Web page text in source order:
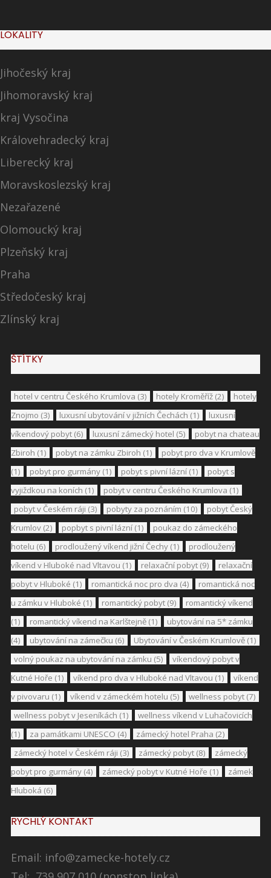
LOKALITY
Jihočeský kraj
Jihomoravský kraj
kraj Vysočina
Královehradecký kraj
Liberecký kraj
Moravskoslezský kraj
Nezařazené
Olomoucký kraj
Plzeňský kraj
Praha
Středočeský kraj
Zlínský kraj
ŠTÍTKY
hotel v centru Českého Krumlova (3) hotely Kroměříž (2)
hotely
Znojmo (3) luxusní ubytování v jižních Čechách (1)
luxusní
víkendový pobyt (6) luxusní zámecký hotel (5)
pobyt na chateau
Zbiroh (1) pobyt na zámku Zbiroh (1)
pobyt pro dva v Krumlově
(1)
pobyt pro gurmány (1) pobyt s pivní lázní (1)
pobyt s
vyjiždkou na koních (1) pobyt v centru Českého Krumlova (1)
pobyt v Českém ráji (3) pobyty za poznáním (10)
pobyt Český
Krumlov (2) popbyt s pivní lázní (1)
poukaz do zámeckého
hotelu (6) prodloužený víkend jižní Čechy (1)
prodloužený
víkend v Hluboké nad Vltavou (1) relaxační pobyt (9)
relaxační
pobyt v Hluboké (1) romantická noc pro dva (4)
romantická noc
u zámku v Hluboké (1) romantický pobyt (9)
romantický víkend
(1)
romantický víkend na Karlštejně (1)
ubytování na 5* zámku
(4)
ubytování na zámečku (6) Ubytování v Českém Krumlově (1)
volný poukaz na ubytování na zámku (5)
víkendový pobyt v
Kutné Hoře (1) víkend pro dva v Hluboké nad Vltavou (1)
víkend
v pivovaru (1) víkend v zámeckém hotelu (5) wellness pobyt (7)
wellness pobyt v Jeseníkách (1)
wellness víkend v Luhačovicích
(1)
za památkami UNESCO (4) zámecký hotel Praha (2)
zámecký hotel v Českém ráji (3) zámecký pobyt (8)
zámecký
pobyt pro gurmány (4) zámecký pobyt v Kutné Hoře (1)
zámek
Hluboká (6)
RYCHLÝ KONTAKT
Email: info@zamecke-hotely.cz